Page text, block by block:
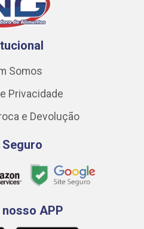
Somos
Privacidade
e Devolução
nosso APP